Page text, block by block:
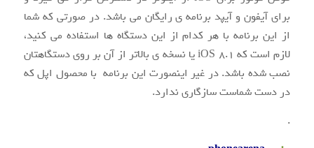
برای آیفون و آیپد برنامه ی رایگان می باشد. در صورتی که شما
از این برنامه با هر کدام از این دستگاه ها استفاده می کنید،
لازم است که iOS 8.1 یا نسخه ی بالاتر از آن بر روی دستگاهتان
نصب شده باشد. در غیر اینصورت این برنامه با محصول اپل که
در دست شماست سازگاری ندارد.
.